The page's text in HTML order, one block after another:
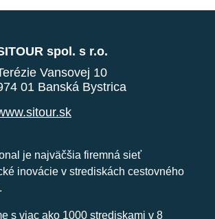
spol. s r.o.
Vansovej 10
01 Banská Bystrica
je najväčšia firemná sieť
inovácie v strediskách cestovného
s viac ako 1000 strediskami v 8